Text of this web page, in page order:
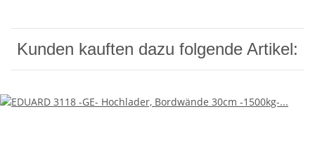
Kunden kauften dazu folgende Artikel: